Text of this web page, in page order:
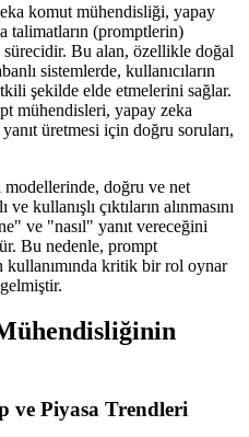
komut mühendisliği, yapay
talimatların (promptlerin)
Bu alan, özellikle doğal
sistemlerde, kullanıcıların
şekilde elde etmelerini sağlar.
mühendisleri, yapay zeka
üretmesi için doğru soruları,
doğru ve net
kullanışlı çıktıların alınmasını
ve "nasıl" yanıt vereceğini
Bu nedenle, prompt
kullanımında kritik bir rol oynar
ve Piyasa Trendleri